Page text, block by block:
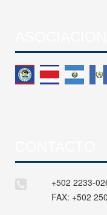
+502 2233-
FAX: +502